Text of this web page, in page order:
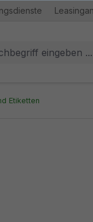
Etiketten